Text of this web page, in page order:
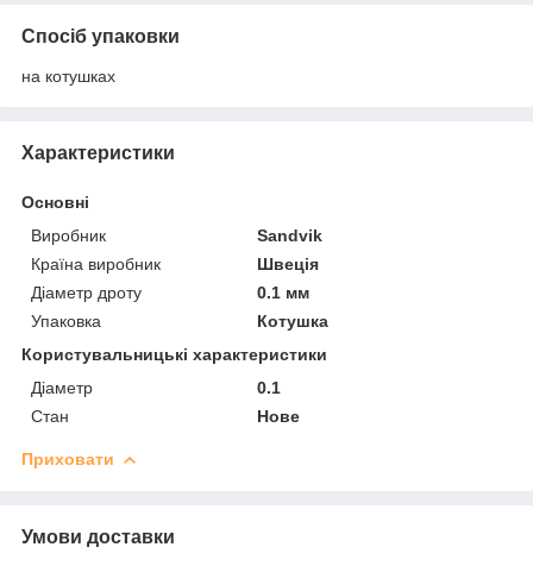
Спосіб упаковки
на котушках
Характеристики
Основні
Виробник
Sandvik
Країна виробник
Швеція
Діаметр дроту
0.1 мм
Упаковка
Котушка
Користувальницькі характеристики
Діаметр
0.1
Стан
Нове
Приховати
Умови доставки